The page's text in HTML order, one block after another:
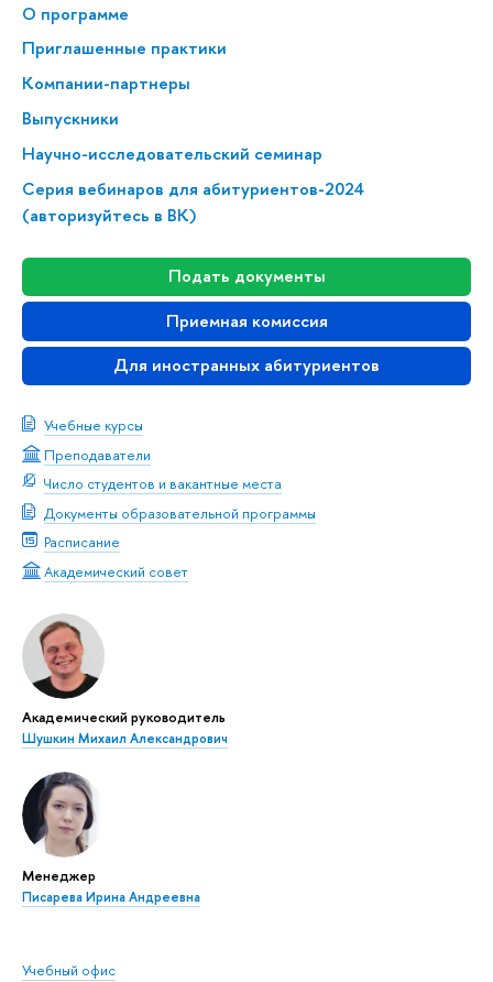
О программе
Приглашенные практики
Компании-партнеры
Выпускники
Научно-исследовательский семинар
Серия вебинаров для абитуриентов-2024
(авторизуйтесь в ВК)
Подать документы
Приемная комиссия
Для иностранных абитуриентов
Учебные курсы
Преподаватели
Число студентов и вакантные места
Документы образовательной программы
Расписание
Академический совет
Академический руководитель
Шушкин Михаил Александрович
Менеджер
Писарева Ирина Андреевна
Учебный офис